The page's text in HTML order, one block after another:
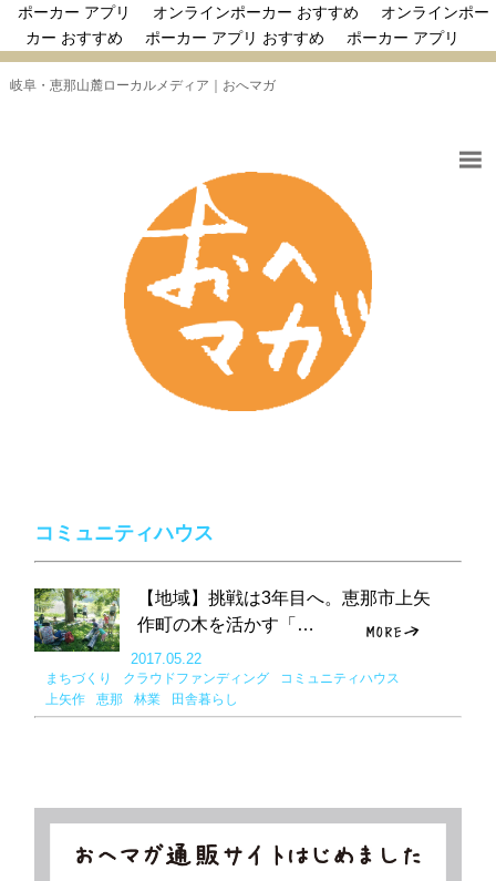
ポーカー アプリ オンラインポーカー おすすめ
オンラインポー
カー おすすめ
ポーカー アプリ おすすめ ポーカー アプリ
岐阜・恵那山麓ローカルメディア｜おへマガ
コミュニティハウス
【地域】挑戦は3年目へ。恵那市上矢
作町の木を活かす「…
2017.05.22
まちづくり クラウドファンディング
コミュニティハウス
上矢作
恵那 林業 田舎暮らし